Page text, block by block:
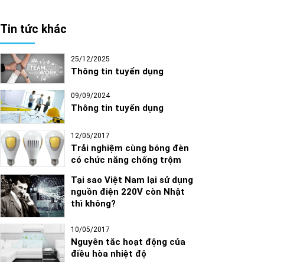
Tin tức khác
25/12/2025
Thông tin tuyển dụng
09/09/2024
Thông tin tuyển dụng
12/05/2017
Trải nghiệm cùng bóng đèn
có chức năng chống trộm
Tại sao Việt Nam lại sử dụng
nguồn điện 220V còn Nhật
thì không?
10/05/2017
Nguyên tắc hoạt động của
điều hòa nhiệt độ